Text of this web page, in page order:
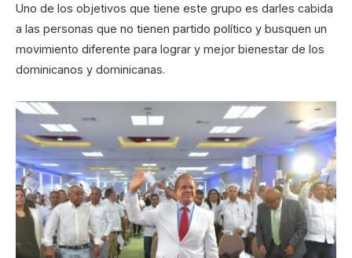
Uno de los objetivos que tiene este grupo es darles cabida
a las personas que no tienen partido político y busquen un
movimiento diferente para lograr y mejor bienestar de los
dominicanos y dominicanas.